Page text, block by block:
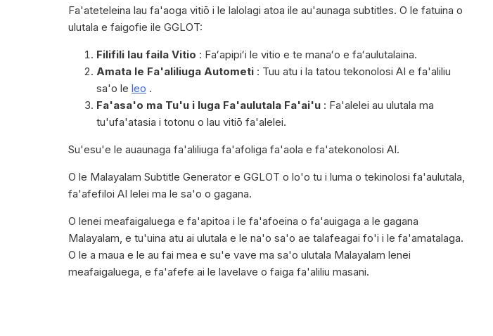
Fa'ateteleina lau fa'aoga vitiō i le lalolagi atoa ile au'aunaga subtitles. O le fatuina o
ulutala e faigofie ile GGLOT:
Filifili lau faila Vitio : Faʻapipiʻi le vitio e te manaʻo e faʻaulutalaina.
Amata le Fa'aliliuga Autometi : Tuu atu i la tatou tekonolosi AI e fa'aliliu
sa'o le leo .
Fa'asa'o ma Tu'u i luga Fa'aulutala Fa'ai'u : Fa'alelei au ulutala ma
tu'ufa'atasia i totonu o lau vitiō fa'alelei.
Su'esu'e le auaunaga fa'aliliuga fa'afoliga fa'aola e fa'atekonolosi AI.
O le Malayalam Subtitle Generator e GGLOT o lo'o tu i luma o tekinolosi fa'aulutala,
fa'afefiloi AI lelei ma le sa'o o gagana.
O lenei meafaigaluega e fa'apitoa i le fa'afoeina o fa'auigaga a le gagana
Malayalam, e tu'uina atu ai ulutala e le na'o sa'o ae talafeagai fo'i i le fa'amatalaga.
O le a maua e le au fai mea e su'e vave ma sa'o ulutala Malayalam lenei
meafaigaluega, e fa'afefe ai le lavelave o faiga fa'aliliu masani.